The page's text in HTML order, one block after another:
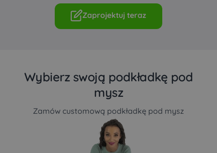
Zaprojektuj teraz
Wybierz swoją podkładkę pod
mysz
Zamów customową podkładkę pod mysz